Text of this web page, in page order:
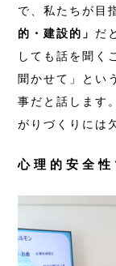
で、私たちが目
的・建設的」 だ
しても話を聞く
聞かせて」とい
事だと話します
がりづくりには
心理的安全